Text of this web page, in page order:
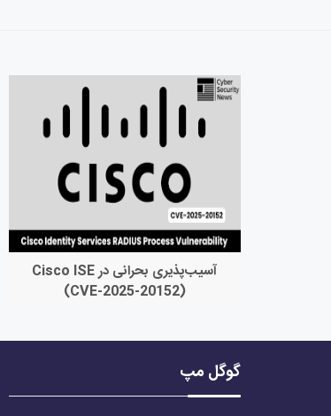
آسیب‌پذیری بحرانی در Cisco ISE
(CVE-2025-20152)
گوگل مپ